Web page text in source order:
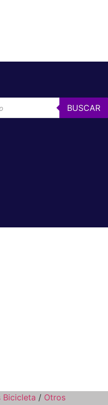
BUSCAR
Bicicleta / Otros